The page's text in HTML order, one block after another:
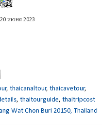
июня 2023
, thaicanaltour, thaicavetour,
, thaitourguide, thaitripcost
Wat Chon Buri 20150, Thailand